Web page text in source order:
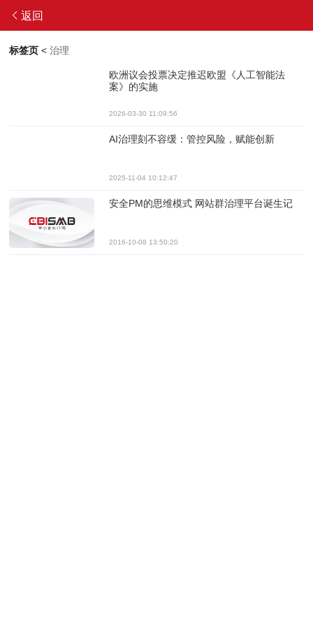
返回
标签页 <治理
欧洲议会投票决定推迟欧盟《人工智能法
案》的实施
2026-03-30 11:09:56
AI治理刻不容缓：管控风险，赋能创新
2025-11-04 10:12:47
安全PM的思维模式 网站群治理平台诞生记
2016-10-08 13:50:20